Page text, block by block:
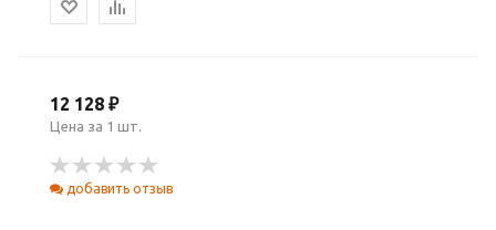
12 128 ₽
Цена за 1 шт.
добавить отзыв